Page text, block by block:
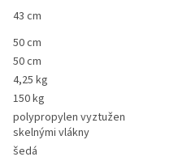
43 cm
50 cm
50 cm
4,25 kg
150 kg
polypropylen vyztužen
skelnými vlákny
šedá